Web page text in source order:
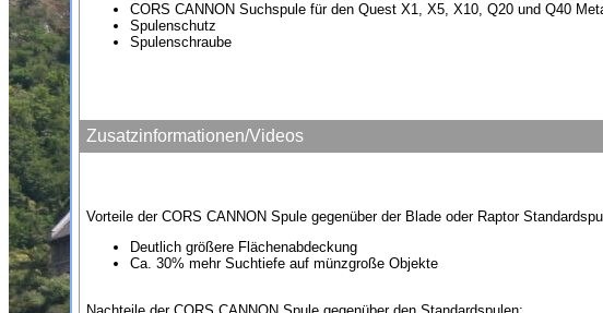
CORS CANNON Suchspule für den Quest X1, X5, X10, Q20 und Q40
Spulenschutz
Spulenschraube
Zusatzinformationen/Videos
Vorteile der CORS CANNON Spule gegenüber der Blade oder Raptor
Deutlich größere Flächenabdeckung
Ca. 30% mehr Suchtiefe auf münzgroße Objekte